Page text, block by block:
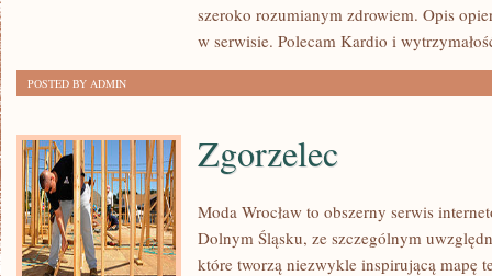
szeroko rozumianym zdrowiem. Opis
w serwisie. Polecam Kardio i
POSTED BY ADMIN
Zgorzelec
Moda Wrocław to obszerny serwis
Dolnym Śląsku, ze szczególnym
które tworzą niezwykle inspirującą mapę